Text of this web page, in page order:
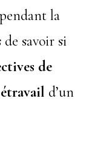
la
de savoir si
de
d’un